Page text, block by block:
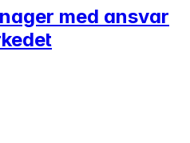
med ansvar